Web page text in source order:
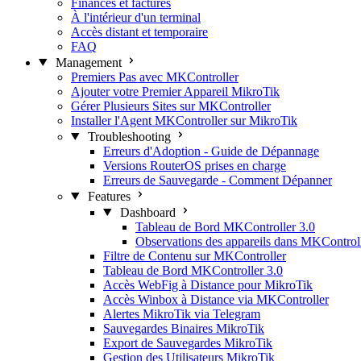
À l'intérieur d'un terminal
Accès distant et temporaire
FAQ
Management
Premiers Pas avec MKController
Ajouter votre Premier Appareil MikroTik
Gérer Plusieurs Sites sur MKController
Installer l'Agent MKController sur MikroTik
Troubleshooting
Erreurs d'Adoption - Guide de Dépannage
Versions RouterOS prises en charge
Erreurs de Sauvegarde - Comment Dépanner
Features
Dashboard
Tableau de Bord MKController 3.0
Observations des appareils dans
Filtre de Contenu sur MKController
Tableau de Bord MKController 3.0
Accès WebFig à Distance pour MikroTik
Accès Winbox à Distance via MKController
Alertes MikroTik via Telegram
Sauvegardes Binaires MikroTik
Export de Sauvegardes MikroTik
Gestion des Utilisateurs MikroTik